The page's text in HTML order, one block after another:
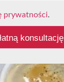
prywatności.
konsultację